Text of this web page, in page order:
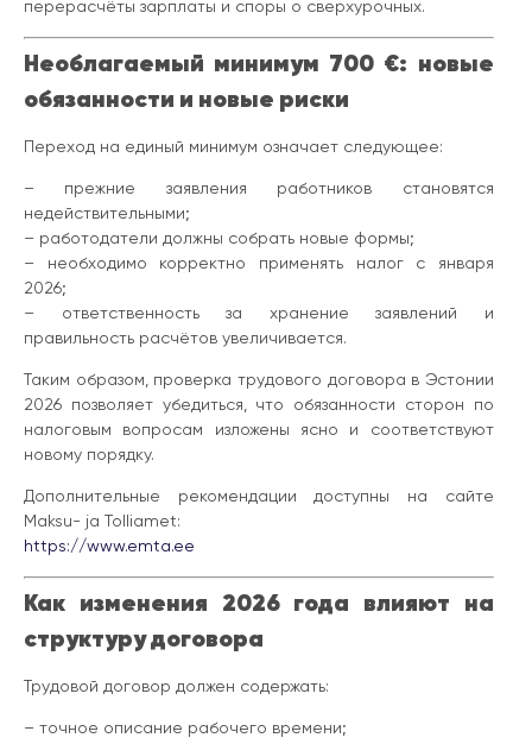
перерасчёты зарплаты и споры о сверхурочных.
Необлагаемый минимум 700 €: новые
обязанности и новые риски
Переход на единый минимум означает следующее:
– прежние заявления работников становятся
недействительными;
– работодатели должны собрать новые формы;
– необходимо корректно применять налог с января
2026;
– ответственность за хранение заявлений и
правильность расчётов увеличивается.
Таким образом, проверка трудового договора в Эстонии
2026 позволяет убедиться, что обязанности сторон по
налоговым вопросам изложены ясно и соответствуют
новому порядку.
Дополнительные рекомендации доступны на сайте
Maksu- ja Tolliamet:
https://www.emta.ee
Как изменения 2026 года влияют на
структуру договора
Трудовой договор должен содержать:
– точное описание рабочего времени;